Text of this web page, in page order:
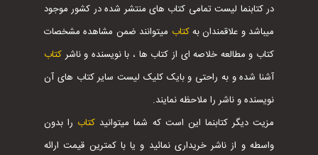
در کتابنما لیست تمامی کتاب های منتشر شده در کشور موجود
میباشد و علاقمندان بهکتاب میتوانند ضمن مشاهده مشخصات
کتاب و مطالعه خلاصه ای از کتاب ها ، با نویسنده و ناشر کتاب
آشنا شده و به راحتی و بایک کلیک لیست سایر کتاب های آن
نویسنده و ناشر را ملاحظه نمایند.
مزیت دیگر کتابنما این است که شما میتوانید کتاب را بدون
واسطه و از ناشر خریداری نمائید و یا با کمترین قیمت ارائه